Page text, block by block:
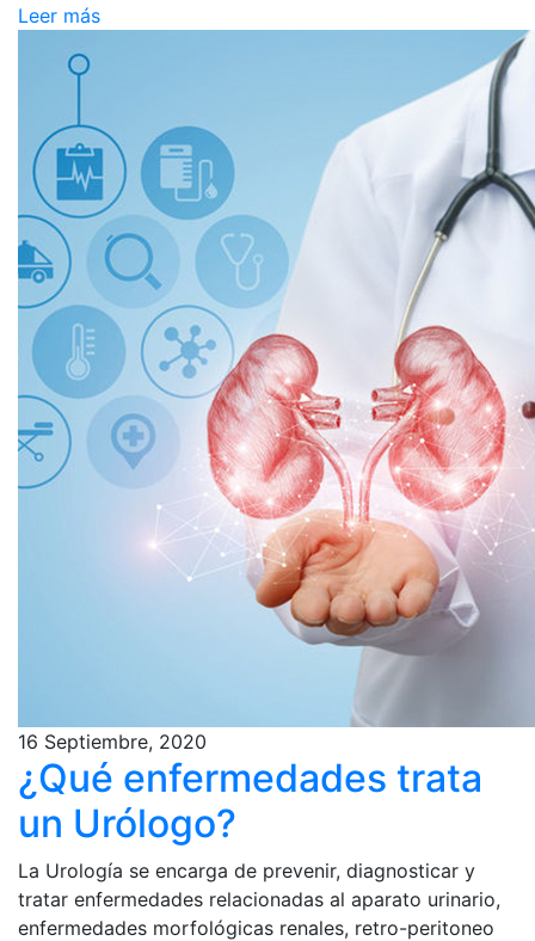
Leer más
16 Septiembre, 2020
¿Qué enfermedades trata
un Urólogo?
La Urología se encarga de prevenir, diagnosticar y
tratar enfermedades relacionadas al aparato urinario,
enfermedades morfológicas renales, retro-peritoneo